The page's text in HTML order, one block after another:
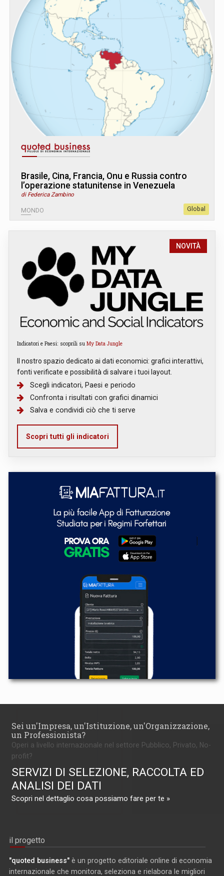
Brasile, Cina, Francia, Onu e Russia contro
l’operazione statunitense in Venezuela
di Federica Zambino
MONDO Global
NOVITÀ
Indicatori e Paesi: scoprili su My Data Jungle
Il nostro spazio dedicato ai dati economici: grafici interattivi,
fonti verificate e possibilità di salvare i tuoi layout.
Scegli indicatori, Paesi e periodo
Confronta i risultati con grafici dinamici
Salva e condividi ciò che ti serve
Scopri tutti gli indicatori
Sei un'Impresa, un'Istituzione, un'Organizzazione,
un Professionista?
Operi a livello internazionale nel settore Pubblico, Privato, No-
profit?
SERVIZI DI SELEZIONE, RACCOLTA ED
ANALISI DEI DATI
Scopri nel dettaglio cosa possiamo fare per te »
il progetto
"quoted business" è un progetto editoriale online di economia
internazionale che monitora, seleziona e rielabora le migliori